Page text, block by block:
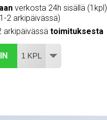
verkosta 24h sisällä (1kpl)
2 arkipäivässä)
arkipäivässä toimituksesta